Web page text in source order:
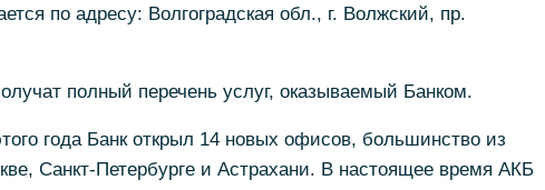
по адресу: Волгоградская обл., г. Волжский, пр.
полный перечень услуг, оказываемый Банком.
года Банк открыл 14 новых офисов, большинство из
Санкт-Петербурге и Астрахани. В настоящее время АКБ